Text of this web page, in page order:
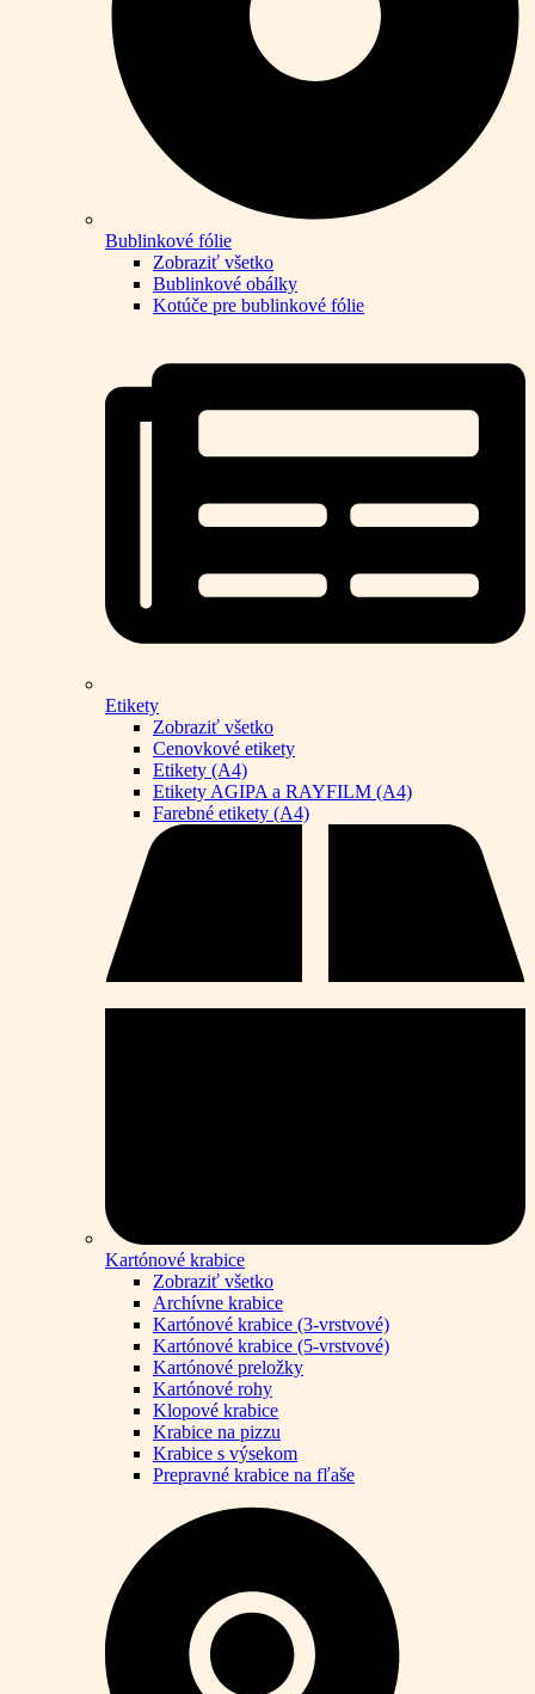
Bublinkové fólie
Zobraziť všetko
Bublinkové obálky
Kotúče pre bublinkové fólie
Etikety
Zobraziť všetko
Cenovkové etikety
Etikety (A4)
Etikety AGIPA a RAYFILM (A4)
Farebné etikety (A4)
Kartónové krabice
Zobraziť všetko
Archívne krabice
Kartónové krabice (3-vrstvové)
Kartónové krabice (5-vrstvové)
Kartónové preložky
Kartónové rohy
Klopové krabice
Krabice na pizzu
Krabice s výsekom
Prepravné krabice na fľaše